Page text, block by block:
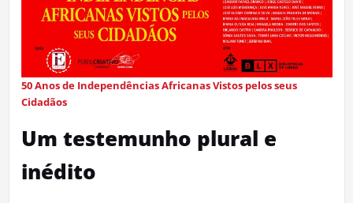
50 Anos de Independências Africanas Vistos pelos seus
Cidadãos
Um testemunho plural e
inédito